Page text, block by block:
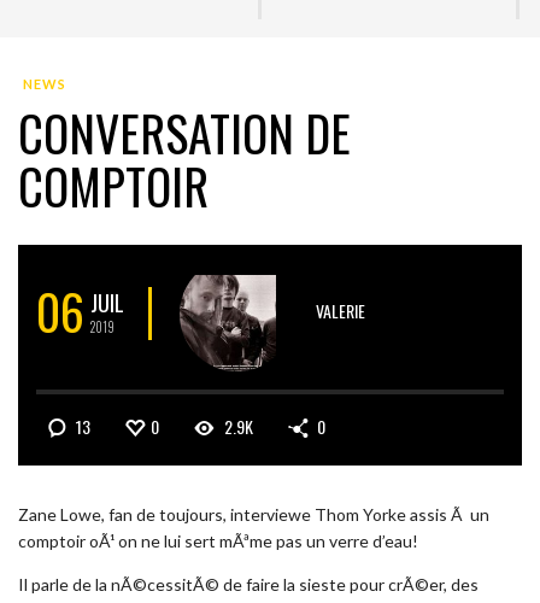
NEWS
CONVERSATION DE
COMPTOIR
06 JUIL
2019
VALERIE
13 0 2.9K 0
Zane Lowe, fan de toujours, interviewe Thom Yorke assis Ã un
comptoir oÃ¹ on ne lui sert mÃªme pas un verre d’eau!
Il parle de la nÃ©cessitÃ© de faire la sieste pour crÃ©er, des